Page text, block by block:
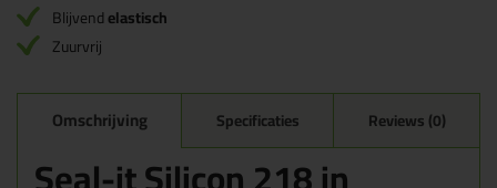
Blijvendelastisch
Zuurvrij
Omschrijving Specificaties Reviews (0)